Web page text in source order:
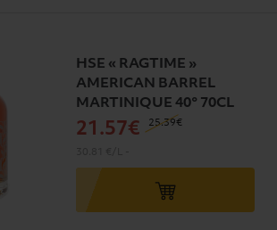
HSE « RAGTIME »
AMERICAN BARREL
MARTINIQUE 40° 70CL
21 .57€ 25.39€